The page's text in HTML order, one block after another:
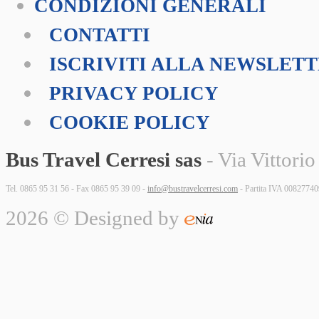
CONDIZIONI GENERALI
CONTATTI
ISCRIVITI ALLA
PRIVACY POLICY
COOKIE POLICY
Bus Travel Cerresi sas - Via Vittorio
Tel. 0865 95 31 56 - Fax 0865 95 39 09 - info@bustravelcerresi.com - Partita IVA
2026 © Designed by